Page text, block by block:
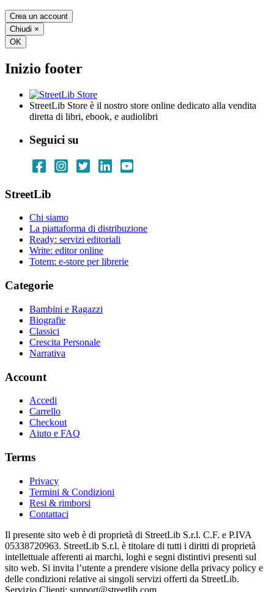
Crea un account
Chiudi ×
OK
Inizio footer
StreetLib Store è il nostro store online dedicato alla vendita
diretta di libri, ebook, e audiolibri
Seguici su
StreetLib
Chi siamo
La piattaforma di distribuzione
Ready: servizi editoriali
Write: editor online
Totem: e-store per librerie
Categorie
Bambini e Ragazzi
Biografie
Classici
Crescita Personale
Narrativa
Account
Accedi
Carrello
Checkout
Aiuto e FAQ
Terms
Privacy
Termini & Condizioni
Resi & rimborsi
Contattaci
Il presente sito web è di proprietà di StreetLib S.r.l. C.F. e P.IVA
05338720963. StreetLib S.r.l. è titolare di tutti i diritti di proprietà
intellettuale afferenti ai marchi, loghi e segni distintivi presenti sul
sito web. Si invita l’utente a prendere visione della privacy policy e
delle condizioni relative ai singoli servizi offerti da StreetLib.
Servizio Clienti: support@streetlib.com